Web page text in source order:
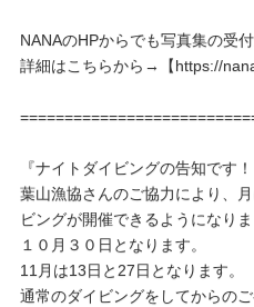
NANAのHPからでも写真集の受
詳細はこちらから→【https://
『ナイトダイビングの告知です！
葉山漁協さんのご協力により、
ビングが開催できるようになりま
１０月３０日となります。
11月は13日と27日となります。
通常のダイビングをしてからの